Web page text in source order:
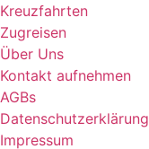
Kreuzfahrten
Zugreisen
Über Uns
Kontakt aufnehmen
AGBs
Datenschutzerklärung
Impressum